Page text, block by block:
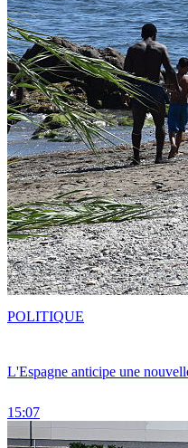
L'Espagne anticipe une
15:07
POLITIQUE